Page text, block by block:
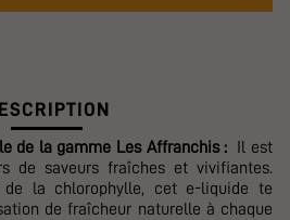
de la gamme Les Affranchis :
Il est
de saveurs fraîches et vivifiantes.
de la chlorophylle, cet e-liquide te
de fraîcheur naturelle à chaque